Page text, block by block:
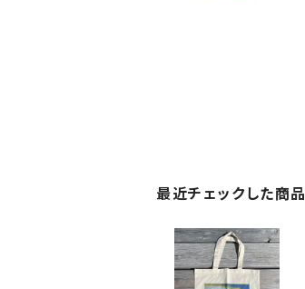
最近チェックした商品